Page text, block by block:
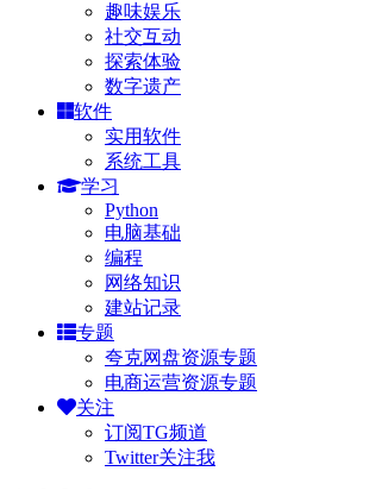
趣味娱乐
社交互动
探索体验
数字遗产
软件
实用软件
系统工具
学习
Python
电脑基础
编程
网络知识
建站记录
专题
夸克网盘资源专题
电商运营资源专题
关注
订阅TG频道
Twitter关注我